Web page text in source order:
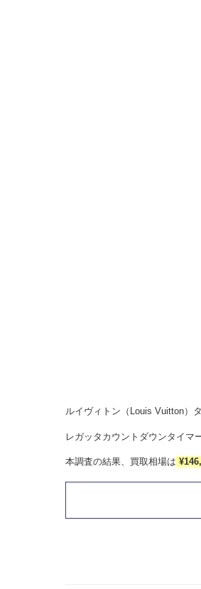
ルイヴィトン（Louis Vuitton）
レガッタカウントダウンタイマ
本調査の結果、買取相場は